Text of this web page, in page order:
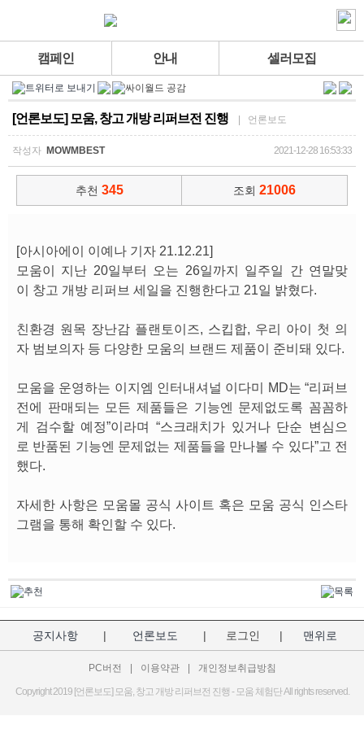
캠페인 안내 셀러모집
[언론보도] 모움, 창고 개방 리퍼브전 진행 | 언론보도
작성자 MOWMBEST 2021-12-28 16:53:33
추천 345 조회 21006
[아시아에이 이예나 기자 21.12.21]
모움이 지난 20일부터 오는 26일까지 일주일 간 연말맞
이 창고 개방 리퍼브 세일을 진행한다고 21일 밝혔다.
친환경 원목 장난감 플랜토이즈, 스킵합, 우리 아이 첫 의
자 범보의자 등 다양한 모움의 브랜드 제품이 준비돼 있다.
모움을 운영하는 이지엠 인터내셔널 이다미 MD는 “리퍼브
전에 판매되는 모든 제품들은 기능엔 문제없도록 꼼꼼하
게 검수할 예정”이라며 “스크래치가 있거나 단순 변심으
로 반품된 기능엔 문제없는 제품들을 만나볼 수 있다”고 전
했다.
자세한 사항은 모움몰 공식 사이트 혹은 모움 공식 인스타
그램을 통해 확인할 수 있다.
공지사항 | 언론보도 | 로그인 | 맨위로
PC버전 이용약관 개인정보취급방침
Copyright 2019 [언론보도] 모움, 창고 개방 리퍼브전 진행 - 모움 체험단 All rights reserved.